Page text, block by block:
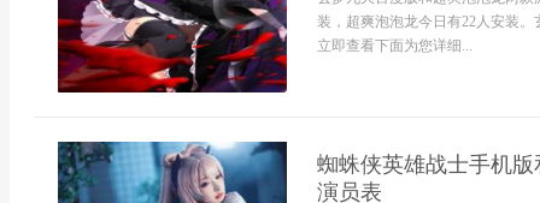
装，超爽泡泡龙今日有22人安装
立即查看下面为您详细...
蜘蛛侠英雄战士手机
演员表